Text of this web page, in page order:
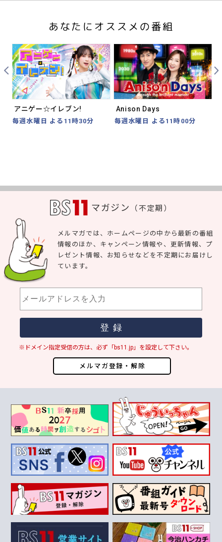
あなたにオススメの番組
アニゲー☆イレブン!
毎週水曜日 よる11時30分
Anison Days
毎週水曜日 よる11時00分
Prev
マガジン （不定期）
メルマガ登録・解除
メルマガでは、ホームページの中から最新の番組
情報のほか、キャンペーン情報や、更新情報、プ
レゼント情報、お知らせなどを不定期にお届けし
ています。
※ドメイン指定受信の方は、必ず「bs11.jp」を設定して下さい。